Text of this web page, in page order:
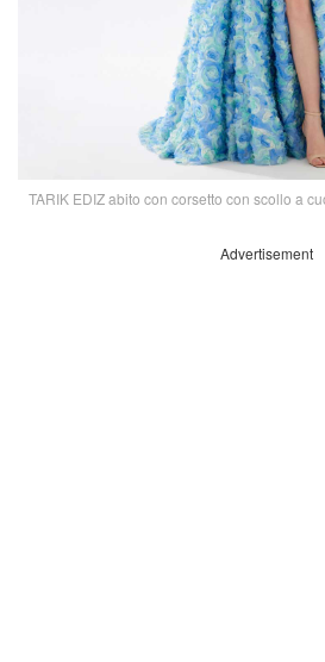
TARIK EDIZ abito con corsetto con scollo a
Advertisement